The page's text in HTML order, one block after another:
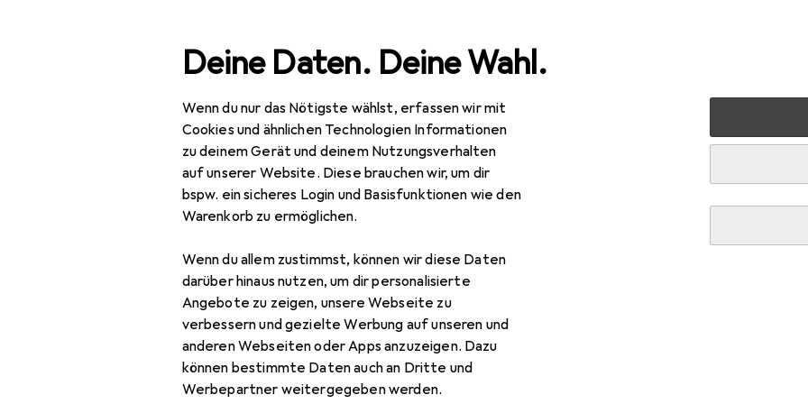
Deine Daten. Deine Wahl.
Wenn du nur das Nötigste wählst, erfassen wir mit
Cookies und ähnlichen Technologien Informationen
zu deinem Gerät und deinem Nutzungsverhalten
auf unserer Website. Diese brauchen wir, um dir
bspw. ein sicheres Login und Basisfunktionen wie den
Warenkorb zu ermöglichen.
Wenn du allem zustimmst, können wir diese Daten
darüber hinaus nutzen, um dir personalisierte
Angebote zu zeigen, unsere Webseite zu
verbessern und gezielte Werbung auf unseren und
anderen Webseiten oder Apps anzuzeigen. Dazu
können bestimmte Daten auch an Dritte und
Werbepartner weitergegeben werden.
Navigation nach KategorienKochen + Zubereiten Mixen + Schneiden Schneidutensilien
EUR
17,49
KinghoffELEGANT KNIFE BLOCK MARBLE KH-1091
Zubehör für Kinghoff ELEGANT KNIFE
Hier findest du passendes Zubehör zum Produkt Kinghoff ELEGANT KNIFE BLOCK
Schneidebrett.